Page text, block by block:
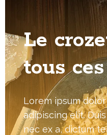
Le
tous
Lorem ipsum
adipiscing elit.
nec ex a, dictum